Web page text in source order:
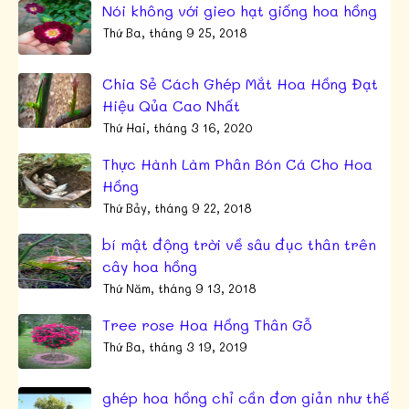
Nói không với gieo hạt giống hoa hồng
Thứ Ba, tháng 9 25, 2018
Chia Sẻ Cách Ghép Mắt Hoa Hồng Đạt
Hiệu Qủa Cao Nhất
Thứ Hai, tháng 3 16, 2020
Thực Hành Làm Phân Bón Cá Cho Hoa
Hồng
Thứ Bảy, tháng 9 22, 2018
bí mật động trời về sâu đục thân trên
cây hoa hồng
Thứ Năm, tháng 9 13, 2018
Tree rose Hoa Hồng Thân Gỗ
Thứ Ba, tháng 3 19, 2019
ghép hoa hồng chỉ cần đơn giản như thế